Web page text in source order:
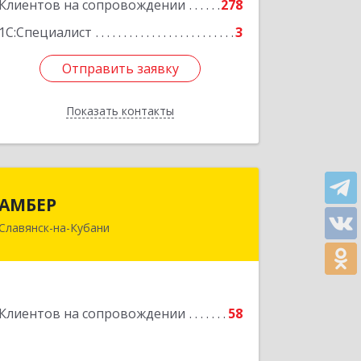
Клиентов на сопровождении
278
1С:Специалист
3
Отправить заявку
Показать контакты
Подробнее
Отправить заявку
Назад
на-Кубани
Клиентов на сопровождении 58
353562, Краснодарский край,
Подробнее